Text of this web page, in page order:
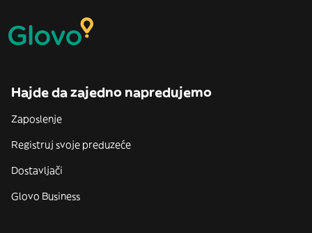
Hajde da zajedno napredujemo
Zaposlenje
Registruj svoje preduzeće
Dostavljači
Glovo Business